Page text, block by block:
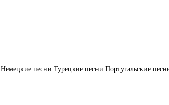
Немецкие песни Турецкие песни Португальские